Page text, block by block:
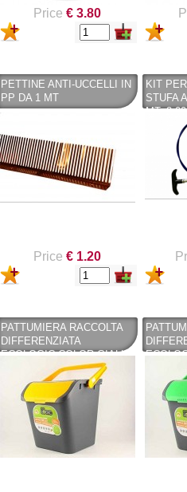
Price € 3.80
PETTINE ANTI-UCCELLI IN
PP DA 1 MT
Price € 1.20
KIT
STUFA
MT.
PATTUMIERA RACCOLTA
DIFFERENZIATA
ECOLOGIC COLOR GIALLO